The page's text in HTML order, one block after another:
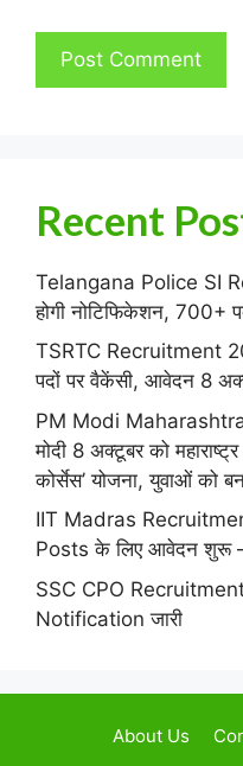
Recent
Telangana Police SI
होगी नोटिफिकेशन, 700+
TSRTC Recruitment
पदों पर वैकेंसी, आवेदन 8
PM Modi
मोदी 8 अक्टूबर को
कोर्सेस’ योजना, युवाओं को
IIT Madras
Posts के लिए आवेदन शुरू
SSC CPO
Notification जारी
About Us